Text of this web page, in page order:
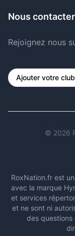
Nous contacter
Rejoignez nous
Ajouter votre club
© 2026
RoxNation.fr est
avec la marque
et services
et ne sont ni
des